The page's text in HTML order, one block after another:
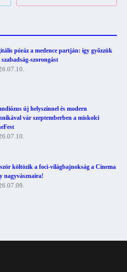
póráz a medence partján: így győzzük
szabadság-szorongást
új helyszínnel és modern
vár szeptemberben a miskolci
költözik a foci-világbajnokság a Cinema
nagyvásznaira!